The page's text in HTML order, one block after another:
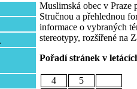
Muslimská obec v Praze
Stručnou a přehlednou
informace o vybraných
stereotypy, rozšířené na
Pořadí stránek v
4
5